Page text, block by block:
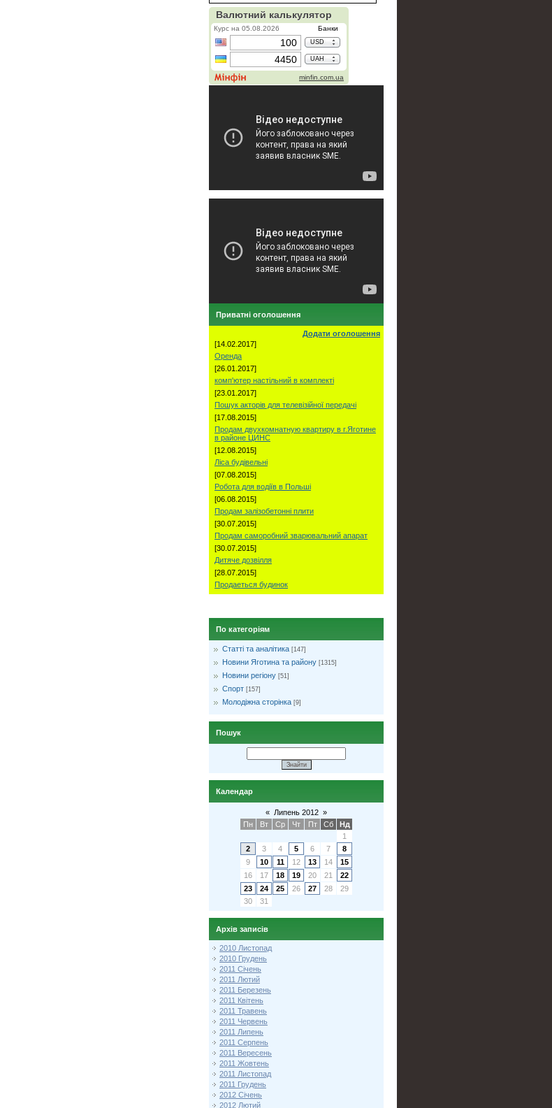
Приватні оголошення
Додати оголошення
[14.02.2017]
Оренда
[26.01.2017]
комп'ютер настільний в комплекті
[23.01.2017]
Пошук акторів для телевізійної передачі
[17.08.2015]
Продам двухкомнатную квартиру в г.Яготине
в районе ЦИНС
[12.08.2015]
Ліса будівельні
[07.08.2015]
Робота для водіїв в Польші
[06.08.2015]
Продам залізобетонні плити
[30.07.2015]
Продам саморобний зварювальний апарат
[30.07.2015]
Дитяче дозвілля
[28.07.2015]
Продаеться будинок
По категоріям
Статті та аналітика [147]
Новини Яготина та району [1315]
Новини регіону [51]
Спорт [157]
Молодіжна сторінка [9]
Пошук
Календар
« Липень 2012 »
Пн
Вт Ср Чт Пт Сб
Нд
1
2
3 4 5 6 7
8
9
10 11 12 13 14
15
16
17 18 19 20 21
22
23
24 25 26 27 28
29
30
31
Архів записів
2010 Листопад
2010 Грудень
2011 Січень
2011 Лютий
2011 Березень
2011 Квітень
2011 Травень
2011 Червень
2011 Липень
2011 Серпень
2011 Вересень
2011 Жовтень
2011 Листопад
2011 Грудень
2012 Січень
2012 Лютий